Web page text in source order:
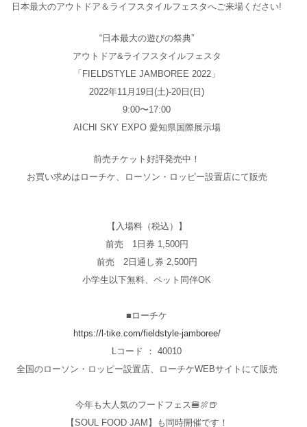
日本最大のアウトドア＆ライフスタイルフェスタへご来場ください!
“日本最大の遊びの祭典”
アウトドア&ライフスタイルフェスタ
「FIELDSTYLE JAMBOREE 2022」
2022年11月19日(土)-20日(日)
9:00〜17:00
AICHI SKY EXPO 愛知県国際展示場
前売チケット好評発売中！
お買い求めはローチケ、ローソン・ロッピー設置店にて販売
【入場料（税込）】
前売 1日券 1,500円
前売 2日通し券 2,500円
小学生以下無料、ペット同伴OK
■ローチケ
https://l-tike.com/fieldstyle-jamboree/
Lコード ： 40010
全国のローソン・ロッピー設置店、ローチケWEBサイトにて販売
今年も大人気のフードフェス🍔🍖🍺
【SOUL FOOD JAM】も同時開催です！